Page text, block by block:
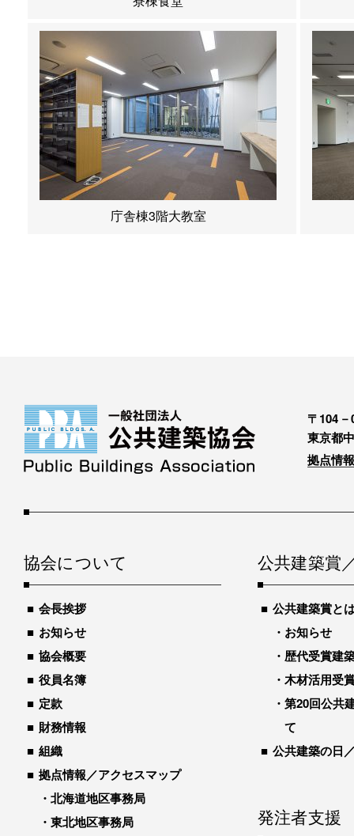
庁舎棟3階大教室
〒104－
東京都
拠点情
協会について
会長挨拶
お知らせ
協会概要
役員名簿
定款
財務情報
組織
拠点情報／アクセスマップ
北海道地区事務局
東北地区事務局
公共建築賞
公共建築賞と
お知らせ
歴代受賞建
木材活用受
第20回公共
て
公共建築の日
発注者支援